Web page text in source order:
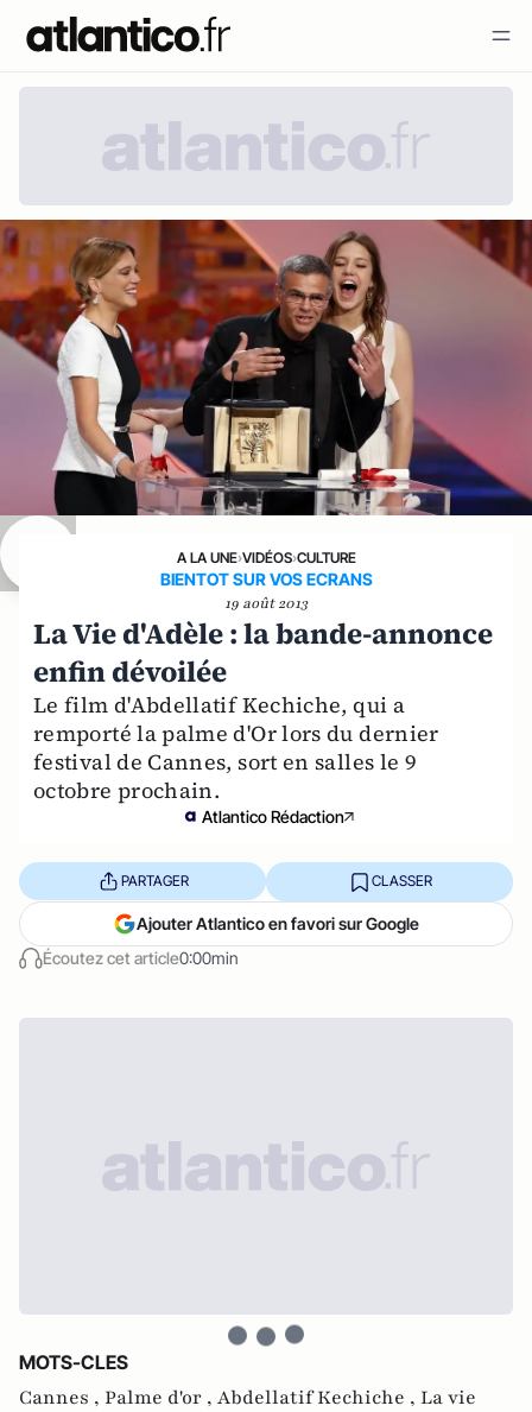
A LA UNE›VIDÉOS›CULTURE
BIENTOT SUR VOS ECRANS
19 août 2013
La Vie d'Adèle : la bande-annonce
enfin dévoilée
Le film d'Abdellatif Kechiche, qui a
remporté la palme d'Or lors du dernier
festival de Cannes, sort en salles le 9
octobre prochain.
Atlantico Rédaction
Écoutez cet article0:00min
PARTAGER CLASSER
Ajouter Atlantico en favori sur Google
MOTS-CLES
Cannes , Palme d'or , Abdellatif Kechiche , La vie